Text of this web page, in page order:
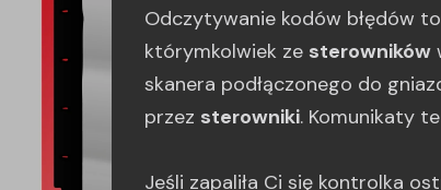
Odczytywanie kodów błędów
którymkolwiek ze sterowników
skanera podłączonego do
przez sterowniki. Komunikaty
Jeśli zapaliła Ci się kontrolka